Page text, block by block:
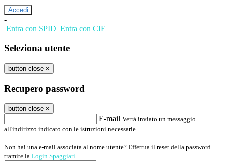
-
Entra con SPID Entra con CIE
Seleziona utente
button close ×
Recupero password
button close ×
E-mail Verrà inviato un messaggio
all'indirizzo indicato con le istruzioni necessarie.
Non hai una e-mail associata al nome utente? Effettua il reset della password
tramite la Login Spaggiari